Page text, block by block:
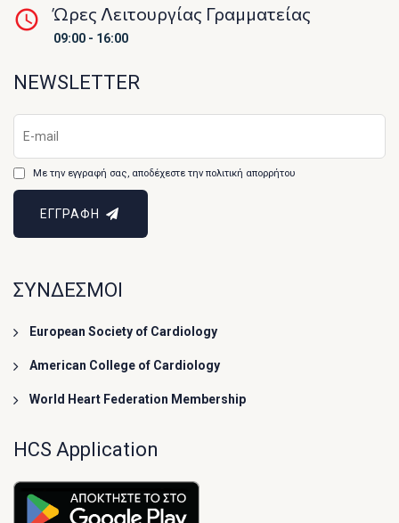
Ώρες Λειτουργίας Γραμματείας
09:00 - 16:00
NEWSLETTER
Με την εγγραφή σας, αποδέχεστε την πολιτική απορρήτου
ΕΓΓΡΑΦΗ
ΣΥΝΔΕΣΜΟΙ
European Society of Cardiology
American College of Cardiology
World Heart Federation Membership
HCS Application